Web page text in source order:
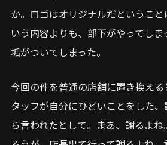
か。ロゴはオリジナルだというこ
いう内容よりも、部下がやってし
垢がついてしまった。
今回の件を普通の店舗に置き換え
タッフが自分にひどいことをした
ら言われたとして。まあ、謝るよ